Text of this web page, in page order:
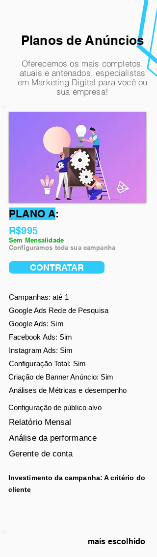
Planos de Anúncios
Oferecemos os mais completos,
atuais e antenados, especialistas
em Marketing Digital paravocêou
sua empresa!
PLANO A:
R$995
Sem Mensalidade
Configuramos toda sua campanha
CONTRATAR
Campanhas: até 1
Google Ads Rede de Pesquisa
Google Ads: Sim
Facebook Ads: Sim
Instagram Ads: Sim
Configuração Total: Sim
Criação de Banner Anúncio: Sim
Análises de Métricas e desempenho
Configuração de público alvo
Relatório Mensal
Análise da performance
Gerente de conta
Investimento da campanha: Acritério do
cliente
mais escolhido